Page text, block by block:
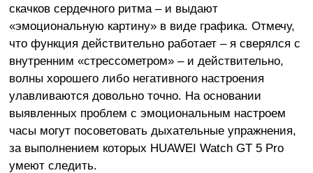
скачков сердечного ритма – и выдают
«эмоциональную картину» в виде графика. Отмечу,
что функция действительно работает – я сверялся с
внутренним «стрессометром» – и действительно,
волны хорошего либо негативного настроения
улавливаются довольно точно. На основании
выявленных проблем с эмоциональным настроем
часы могут посоветовать дыхательные упражнения,
за выполнением которых HUAWEI Watch GT 5 Pro
умеют следить.